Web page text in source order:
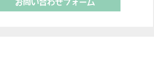
お問い合わせフォーム